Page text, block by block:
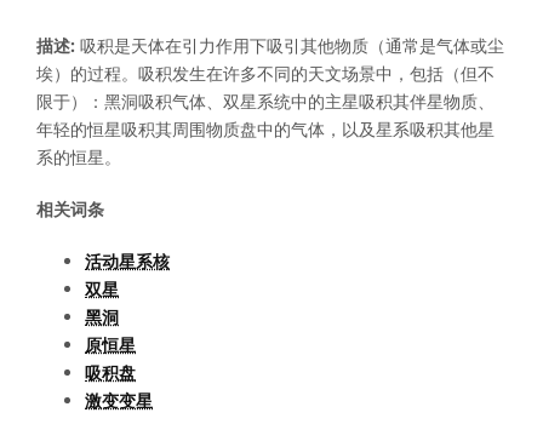
描述: 吸积是天体在引力作用下吸引其他物质（通常是气体或尘
埃）的过程。吸积发生在许多不同的天文场景中，包括（但不
限于）：黑洞吸积气体、双星系统中的主星吸积其伴星物质、
年轻的恒星吸积其周围物质盘中的气体，以及星系吸积其他星
系的恒星。
相关词条
活动星系核
双星
黑洞
原恒星
吸积盘
激变变星